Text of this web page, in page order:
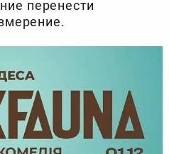
перенести